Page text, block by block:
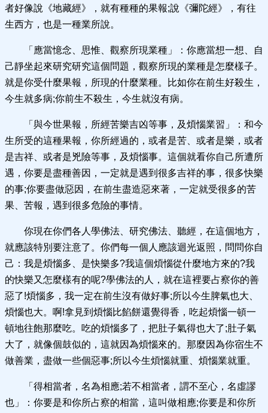
者好像說《地藏經》，就有種種的果報;說《彌陀經》，有往
生西方，也是一種業所說。
「應當憶念、思惟、觀察所現業種」：你應當想一想、自
己靜坐起來研究研究這個問題，觀察所現的業種是怎麼樣子。
就是你受什麼果報，所現的什麼業種。比如你在前生好殺生，
今生就多病;你前生不殺生，今生就沒有病。
「與今世果報，所經苦樂吉凶等事，及煩惱業習」：和今
生所受的這種果報，你所經過的，或者是苦、或者是樂，或者
是吉祥、或者是兇險等事，及煩惱事。這個就看你自己所遭所
遇，你要是盡種善因，一定就是遇到很多吉祥的事，很多快樂
的事;你要盡做惡因，在前生盡造惡來著，一定就受很多的苦
果、苦報，遇到很多危險的事情。
你現在你們各人學佛法、研究佛法、聽經，在這個地方，
就應該特別要注意了。你們每一個人應該迴光返照，問問你自
己：我是煩惱多、是快樂多?我這個煩惱從什麼地方來的?我
的快樂又怎麼樣有的呢?學佛法的人，就在這裡要占察你的善
惡了!煩惱多，我一定在前生沒有做好事;所以今生脾氣也大、
煩惱也大。啊!拿見到煩惱比餡餅還覺得香，吃起煩惱一頓一
頓地往飽那麼吃。吃的煩惱多了，把肚子氣得也大了;肚子氣
大了，就像個鼓似的，這就因為煩惱來的。那麼因為你宿生不
做善業，盡做一些個惡事;所以今生煩惱就重、煩惱業就重。
「得相當者，名為相應;若不相當者，謂不至心，名虛謬
也」：你要是和你所占察的相當，這叫做相應;你要是和你所